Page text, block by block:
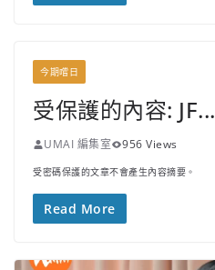
今期嚐日
受保護的內容: JF...
UMAI 編集室 956 Views
受密碼保護的文章不會產生內容摘要。
Read More